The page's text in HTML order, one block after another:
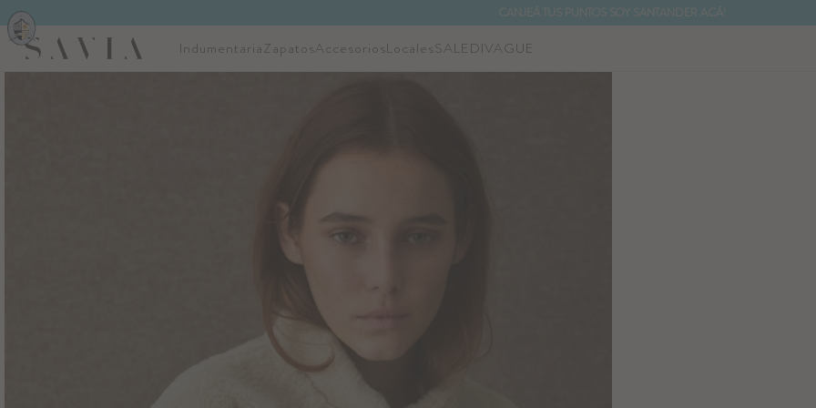
CANJEÁ TUS PUNTOS SOY SANTANDER ACÁ!
IndumentariaZapatosAccesoriosLocalesSALEDIVAGUE